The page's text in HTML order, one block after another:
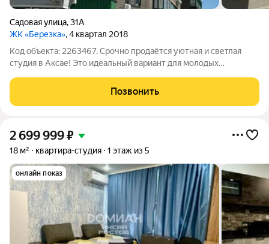
Садовая улица,31А
ЖК «Березка», 4 квартал 2018
Код объекта: 2263467. Срочно продаётся уютная и светлая
студия в Аксае! Это идеальный вариант для молодых
удобство. Квартира расположена на 5 этаже 12-этажного дома,
построенного в 2018 году.
Позвонить
2 699 999₽
18 м² квартира-студия 1 этаж из 5
онлайн показ